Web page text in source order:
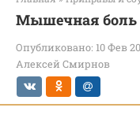
Мышечная боль
Опубликовано: 10 Фев
Алексей Смирнов